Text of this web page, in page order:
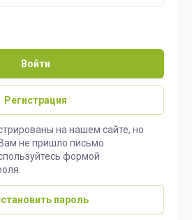
Войти
Регистрация
на нашем сайте, но
не пришло письмо
формой
пароль